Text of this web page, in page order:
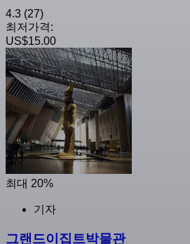
4.3 (27)
최저가격:
US$15.00
최대 20%
기자
그랜드이집트박물관